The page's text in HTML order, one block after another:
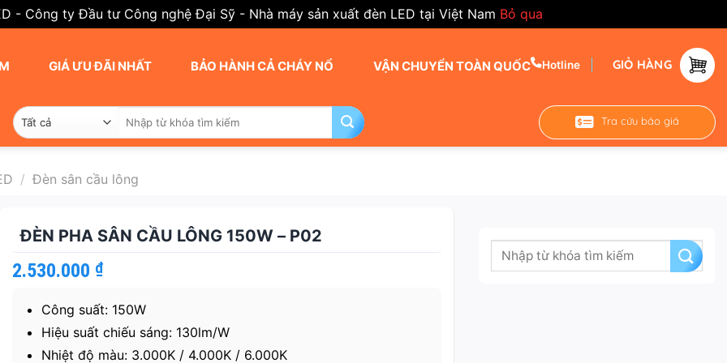
- Công ty Đầu tư Công nghệ Đại Sỹ - Nhà máy sản xuất đèn LED tại Việt Nam Bỏ qua
GIÁ ƯU ĐÃI NHẤT BẢO HÀNH CẢ CHÁY NỔ VẬN CHUYỂN TOÀN QUỐC Hotline GIỎ HÀNG
kiếm:
Tra cứu báo giá
/ Đèn sân cầu lông
ĐÈN PHA SÂN CẦU LÔNG 150W – P02
2.530.000 ₫
Công suất: 150W
Hiệu suất chiếu sáng: 130lm/W
Nhiệt độ màu: 3.000K / 4.000K / 6.000K